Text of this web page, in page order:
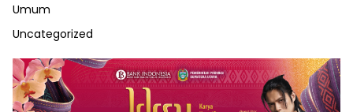
Umum
Uncategorized